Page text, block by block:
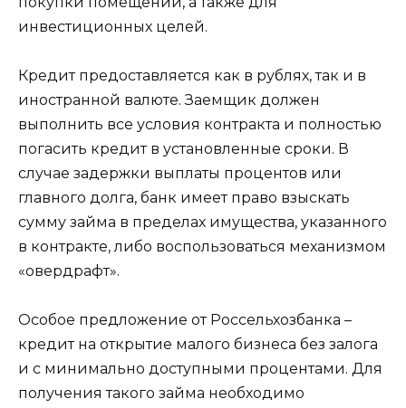
инвестиционных целей.
Кредит предоставляется как в рублях, так и в
иностранной валюте. Заемщик должен
выполнить все условия контракта и полностью
погасить кредит в установленные сроки. В
случае задержки выплаты процентов или
главного долга, банк имеет право взыскать
сумму займа в пределах имущества, указанного
в контракте, либо воспользоваться механизмом
«овердрафт».
Особое предложение от Россельхозбанка –
кредит на открытие малого бизнеса без залога
и с минимально доступными процентами. Для
получения такого займа необходимо